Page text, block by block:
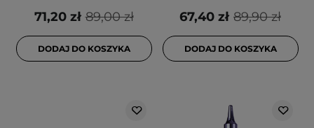
89,00 zł
71,20 zł
DODAJ DO KOSZYKA
89,90 zł
67,40 zł
DODAJ DO KOSZYKA